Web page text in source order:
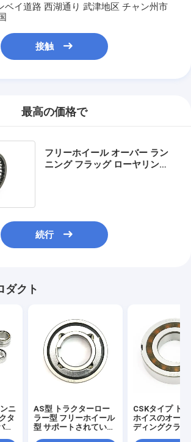
ベイ道路 西湖通り 武津地区 チャン州市
接触
最高の価格で
フリーホイール オーバー ラン
ニング フラッグ ローヤリング
続行
ダクト
ニ
タ
ー
AS型 トラクターロー
ラー型 フリーホイール
型 サポートされていな
CSKタイプ ト
ホイスのオーバ
ディングクラッ